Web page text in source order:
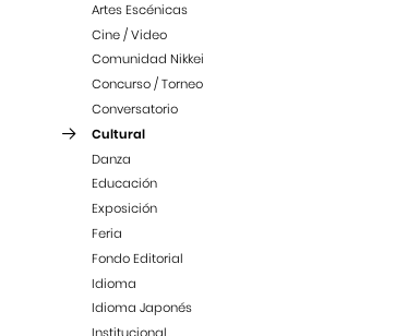
Artes Escénicas
Cine / Video
Comunidad Nikkei
Concurso / Torneo
Conversatorio
Cultural
Danza
Educación
Exposición
Feria
Fondo Editorial
Idioma
Idioma Japonés